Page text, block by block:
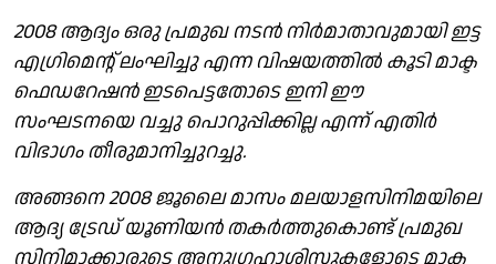
2008 ആദ്യം ഒരു പ്രമുഖ നടൻ നിർമാതാവുമായി ഇട്ട
എഗ്രിമെന്റ് ലംഘിച്ചു എന്ന വിഷയത്തിൽ കൂടി മാക്ട
ഫെഡറേഷൻ ഇടപെട്ടതോടെ ഇനി ഈ
സംഘടനയെ വച്ചു പൊറുപ്പിക്കില്ല എന്ന് എതിർ
വിഭാഗം തീരുമാനിച്ചുറച്ചു.
അങ്ങനെ 2008 ജൂലൈ മാസം മലയാളസിനിമയിലെ
ആദ്യ ട്രേഡ് യൂണിയൻ തകർത്തുകൊണ്ട് പ്രമുഖ
സിനിമാക്കാരുടെ അനുഗ്രഹാശിസുകളോടെ മാക്ട